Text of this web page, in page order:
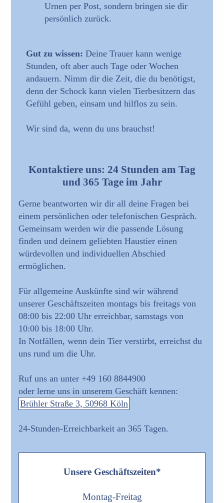
Urnen per Post, sondern bringen sie dir
persönlich zurück.
Gut zu wissen: Deine Trauer kann wenige
Stunden, oft aber auch Tage oder Wochen
andauern. Nimm dir die Zeit, die du benötigst,
denn der Schock kann vielen Tierbesitzern das
Gefühl geben, einsam und hilflos zu sein.
Wir sind da, wenn du uns brauchst!
Kontaktiere uns: 24 Stunden am Tag
und 365 Tage im Jahr
Gerne beantworten wir dir all deine Fragen bei
einem persönlichen oder telefonischen Gespräch.
Gemeinsam werden wir die passende Lösung
finden und deinem geliebten Haustier einen
würdevollen und individuellen Abschied
ermöglichen.
Für allgemeine Auskünfte sind wir während
unserer Geschäftszeiten montags bis freitags von
08:00 bis 22:00 Uhr erreichbar, samstags von
10:00 bis 18:00 Uhr.
In Notfällen, wenn dein Tier verstirbt, erreichst du
uns rund um die Uhr.
Ruf uns an unter +49 160 8844900
oder lerne uns in unserem Geschäft kennen:
Brühler Straße 3, 50968 Köln
24-Stunden-Erreichbarkeit an 365 Tagen.
Unsere Geschäftszeiten*
Montag-Freitag